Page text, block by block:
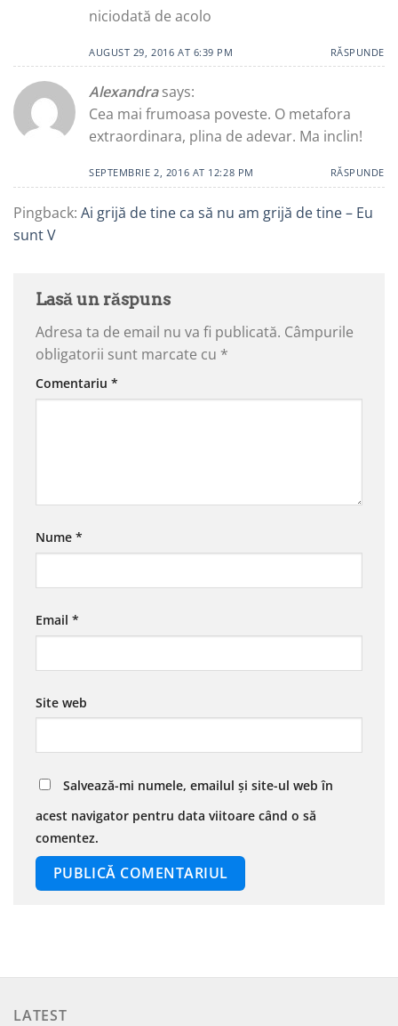
niciodată de acolo
AUGUST 29, 2016 AT 6:39 PM RĂSPUNDE
Alexandra says:
Cea mai frumoasa poveste. O metafora
extraordinara, plina de adevar. Ma inclin!
SEPTEMBRIE 2, 2016 AT 12:28 PM RĂSPUNDE
Pingback: Ai grijă de tine ca să nu am grijă de tine – Eu
sunt V
Lasă un răspuns
Adresa ta de email nu va fi publicată. Câmpurile
obligatorii sunt marcate cu *
Comentariu *
Nume *
Email *
Site web
Salvează-mi numele, emailul și site-ul web în
acest navigator pentru data viitoare când o să
comentez.
LATEST